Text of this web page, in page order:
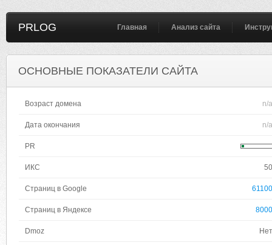
PRLOG Главная Анализ сайта
ОСНОВНЫЕ ПОКАЗАТЕЛИ САЙТА
Возраст домена n/a
Дата окончания n/a
PR
ИКС 50
Страниц в Google 61100
Страниц в Яндексе 8000
Dmoz Нет